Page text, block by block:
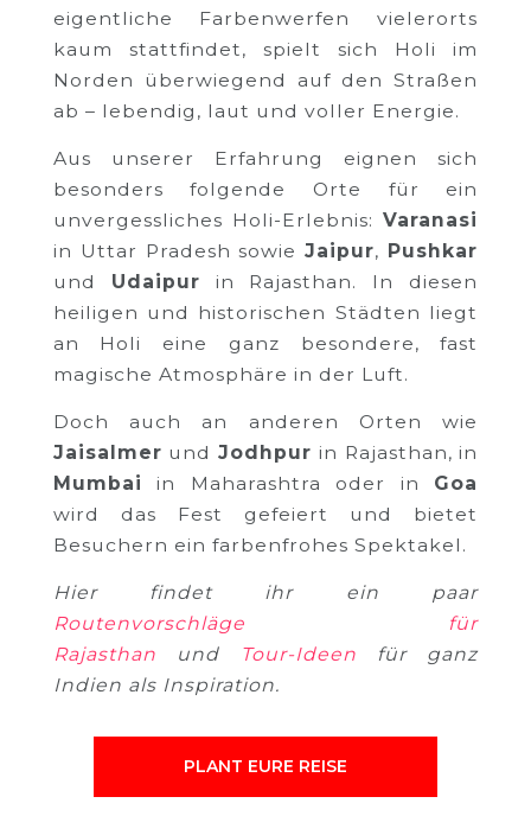
eigentliche Farbenwerfen vielerorts
kaum stattfindet, spielt sich Holi im
Norden überwiegend auf den Straßen
ab – lebendig, laut und voller Energie.
Aus unserer Erfahrung eignen sich
besonders folgende Orte für ein
unvergessliches Holi-Erlebnis:Varanasi
in Uttar Pradesh sowieJaipur, Pushkar
und Udaipur in Rajasthan. In diesen
heiligen und historischen Städten liegt
an Holi eine ganz besondere, fast
magische Atmosphäre in der Luft.
Doch auch an anderen Orten wie
Jaisalmer undJodhpur in Rajasthan, in
Mumbai in Maharashtra oder in Goa
wird das Fest gefeiert und bietet
Besuchern ein farbenfrohes Spektakel.
Hier findet ihr ein paar
Routenvorschläge für
Rajasthan und Tour-Ideen für ganz
Indien als Inspiration.
PLANT EURE REISE